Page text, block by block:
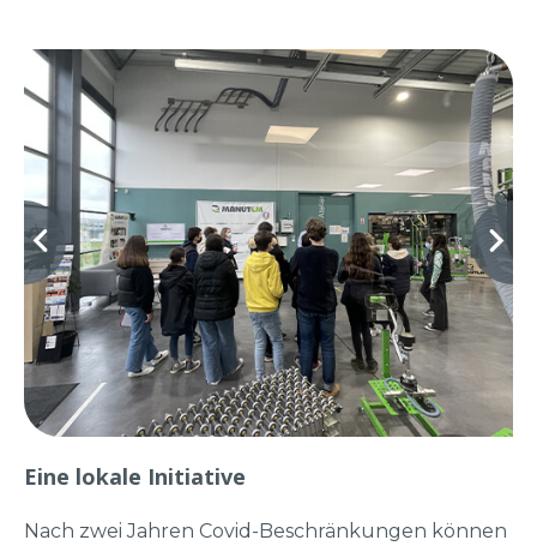
Eine lokale Initiative
Nach zwei Jahren Covid-Beschränkungen können